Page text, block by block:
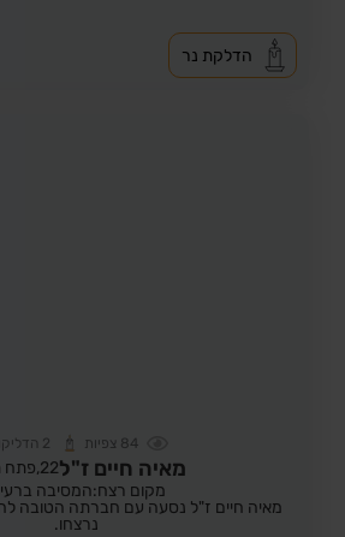
הדלקת נר
84 צפיות 2
מאיה חיים ז"ל22, פתח
מקום רצח:המסיבה
מאיה חיים ז"ל נסעה עם חברתה הטובה
נרצחו.